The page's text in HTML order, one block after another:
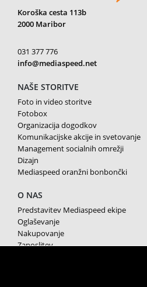
Koroška cesta 113b
2000 Maribor
031 377 776
info@mediaspeed.net
NAŠE STORITVE
Foto in video storitve
Fotobox
Organizacija dogodkov
Komunikacijske akcije in svetovanje
Management socialnih omrežji
Dizajn
Mediaspeed oranžni bonbončki
O NAS
Predstavitev Mediaspeed ekipe
Oglaševanje
Nakupovanje
Zaposlitev